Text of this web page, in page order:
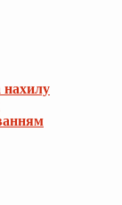
нахилу